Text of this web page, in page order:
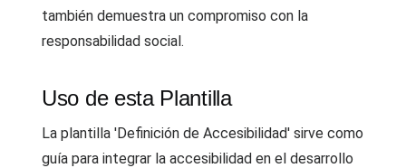
también demuestra un compromiso con la
responsabilidad social.
Uso de esta Plantilla
La plantilla 'Definición de Accesibilidad' sirve como
guía para integrar la accesibilidad en el desarrollo